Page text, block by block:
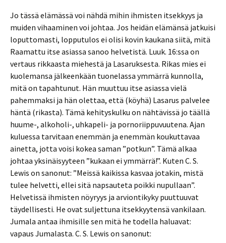
Jo tässä elämässä voi nähdä mihin ihmisten itsekkyys ja
muiden vihaaminen voi johtaa. Jos heidän elämänsä jatkuisi
loputtomasti, lopputulos ei olisi kovin kaukana siitä, mitä
Raamattu itse asiassa sanoo helvetistä. Luuk. 16:ssa on
vertaus rikkaasta miehestä ja Lasaruksesta. Rikas mies ei
kuolemansa jälkeenkään tuonelassa ymmärrä kunnolla,
mitä on tapahtunut. Hän muuttuu itse asiassa vielä
pahemmaksi ja hän olettaa, että (köyhä) Lasarus palvelee
häntä (rikasta). Tämä kehityskulku on nähtävissä jo täällä
huume-, alkoholi-, uhkapeli- ja pornoriippuvuutena. Ajan
kuluessa tarvitaan enemmän ja enemmän koukuttavaa
ainetta, jotta voisi kokea saman ”potkun”. Tämä alkaa
johtaa yksinäisyyteen ”kukaan ei ymmärrä!”. Kuten C. S.
Lewis on sanonut: ”Meissä kaikissa kasvaa jotakin, mistä
tulee helvetti, ellei sitä napsauteta poikki nupullaan”.
Helvetissä ihmisten nöyryys ja arviontikyky puuttuuvat
täydellisesti. He ovat suljettuna itsekkyytensä vankilaan.
Jumala antaa ihmisille sen mitä he todella haluavat:
vapaus Jumalasta. C. S. Lewis on sanonut: